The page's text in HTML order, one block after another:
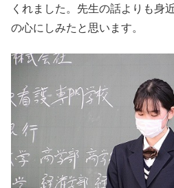
くれました。先生の話よりも身
の心にしみたと思います。